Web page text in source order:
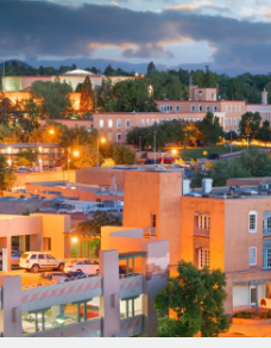
Gestion des
Intégrez et gérez vos
PEO
Sous-traitez les
INFRASTRUCTURE
Intégration Remote
Intégrez vos RH aux flux
Plateforme
Des fonctions RH clés
Comparer Remote
Examinez notre service
CROISSANCE
Start-ups
Des solutions agiles et
paie des entreprises en
Entreprises
Développez vos équipes
mesure
Calculateur de
Découvrez les devises
paiement pour vos
APPRENDRE AVEC
Recherche et guides
Études de cas
Nederlands
Français
Deutsch
Español
Italiano
Português (Portugal)